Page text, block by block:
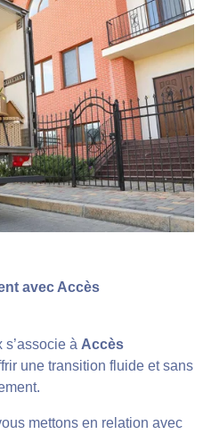
avec Accès
à Accès
une transition fluide et sans
mettons en relation avec